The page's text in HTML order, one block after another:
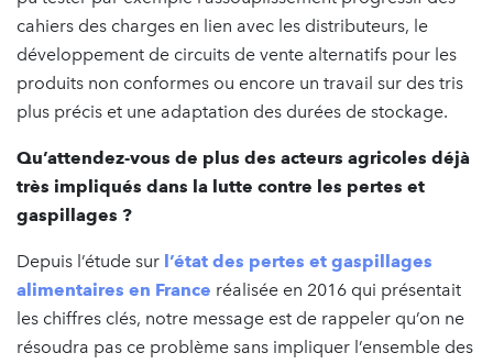
cahiers des charges en lien avec les distributeurs, le
développement de circuits de vente alternatifs pour les
produits non conformes ou encore un travail sur des tris
plus précis et une adaptation des durées de stockage.
Qu’attendez-vous de plus des acteurs agricoles déjà
très impliqués dans la lutte contre les pertes et
gaspillages ?
Depuis l’étude sur l’état des pertes et gaspillages
alimentaires en France réalisée en 2016 qui présentait
les chiffres clés, notre message est de rappeler qu’on ne
résoudra pas ce problème sans impliquer l’ensemble des